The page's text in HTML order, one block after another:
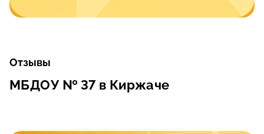
Отзывы
МБДОУ № 37 в Киржаче